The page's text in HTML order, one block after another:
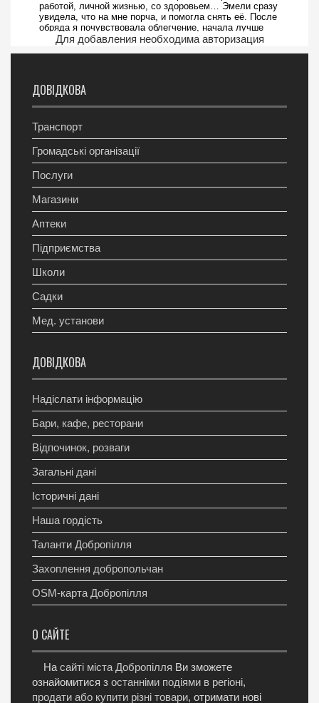
Для добавления необходима авторизация
ДОВІДКОВА
Транспорт
Громадські організації
Послуги
Магазини
Аптеки
Підприємства
Школи
Садки
Мед. установи
ДОВІДКОВА
Надіслати інформацію
Бари, кафе, ресторани
Відпочинок, розваги
Загальні дані
Історичні дані
Наша гордість
Таланти Добропілля
Захоплення добропольчан
OSM-карта Добропілля
О САЙТЕ
На сайті міста Добропілля Ви зможете
ознайомитися з останніми подіями в регіоні,
продати або купити різні товари, отримати нові